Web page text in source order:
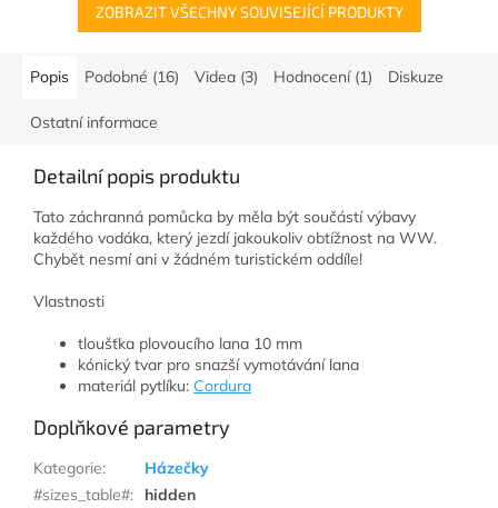
ZOBRAZIT VŠECHNY SOUVISEJÍCÍ PRODUKTY
Popis Podobné (16) Videa (3) Hodnocení (1) Diskuze
Ostatní informace
Detailní popis produktu
Tato záchranná pomůcka by měla být součástí výbavy
každého vodáka, který jezdí jakoukoliv obtížnost na WW.
Chybět nesmí ani v žádném turistickém oddíle!
Vlastnosti
tloušťka plovoucího lana 10 mm
kónický tvar pro snazší vymotávání lana
materiál pytlíku: Cordura
Doplňkové parametry
Kategorie:
Házečky
#sizes_table#: hidden